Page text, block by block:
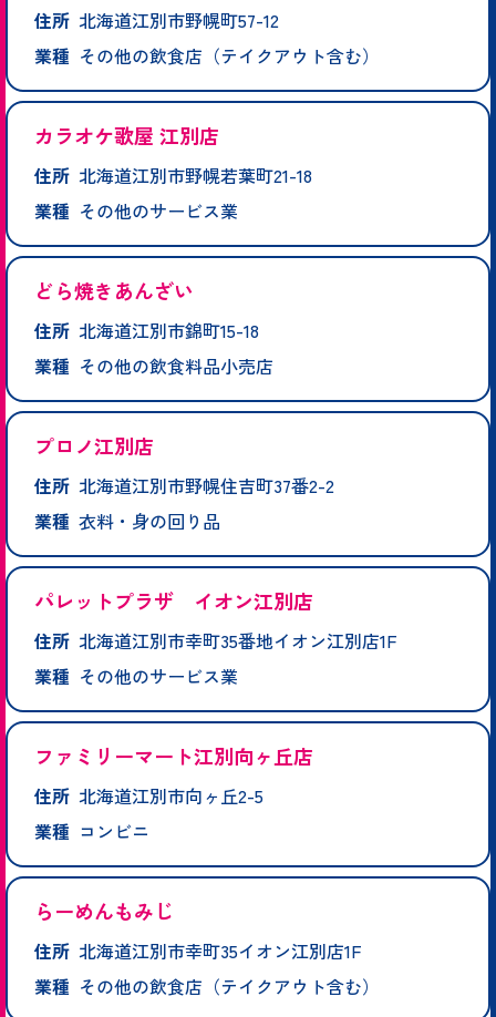
住所 北海道江別市野幌町57-12
業種 その他の飲食店（テイクアウト含む）
カラオケ歌屋 江別店
住所 北海道江別市野幌若葉町21-18
業種 その他のサービス業
どら焼きあんざい
住所 北海道江別市錦町15-18
業種 その他の飲食料品小売店
プロノ江別店
住所 北海道江別市野幌住吉町37番2-2
業種 衣料・身の回り品
パレットプラザ イオン江別店
住所 北海道江別市幸町35番地イオン江別店1F
業種 その他のサービス業
ファミリーマート江別向ヶ丘店
住所 北海道江別市向ヶ丘2-5
業種 コンビニ
らーめんもみじ
住所 北海道江別市幸町35イオン江別店1F
業種 その他の飲食店（テイクアウト含む）